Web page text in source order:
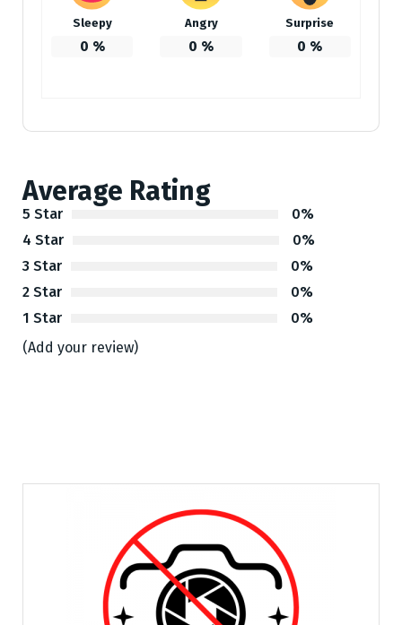
Sleepy
0 %
Angry
0 %
Surprise
0 %
Average Rating
5 Star
0%
4 Star
0%
3 Star
0%
2 Star
0%
1 Star
0%
(Add your review)